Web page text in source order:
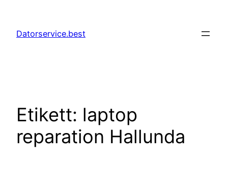
innehåll
Datorservice.best
Etikett: laptop
reparation Hallunda